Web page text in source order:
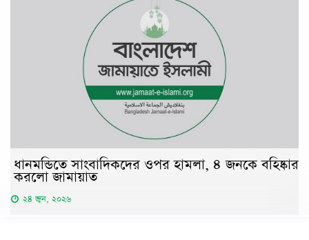
ধানমন্ডিতে সাংবাদিকদের ওপর হামলা, ৪ জনকে বহিষ্কার
করলো জামায়াত
২৪ জুন, ২০২৬